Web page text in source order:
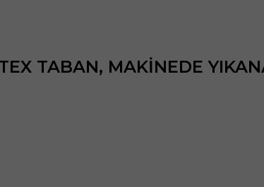
TABAN, MAKİNEDE